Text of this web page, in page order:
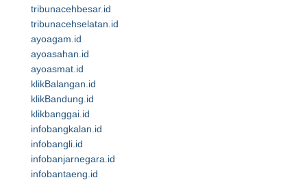
tribunacehbesar.id
tribunacehselatan.id
ayoagam.id
ayoasahan.id
ayoasmat.id
klikBalangan.id
klikBandung.id
klikbanggai.id
infobangkalan.id
infobangli.id
infobanjarnegara.id
infobantaeng.id